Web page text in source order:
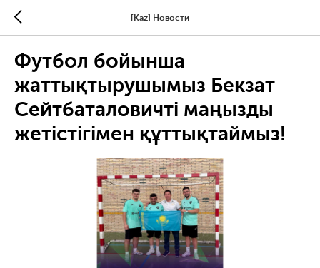
[Kaz] Новости
Футбол бойынша
жаттықтырушымыз Бекзат
Сейтбаталовичті маңызды
жетістігімен құттықтаймыз!